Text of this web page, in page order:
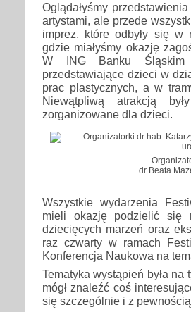
Oglądałyśmy
artystami, ale przede
imprez, które odbyły się w
gdzie miałyśmy okazję
W ING Banku Śląskim
przedstawiające dzieci w
prac plastycznych, a w
Niewątpliwą atrakcją
zorganizowane dla dzieci.
dr Beata
Wszystkie wydarzenia
mieli okazję podzielić się
dziecięcych marzeń oraz
raz czwarty w ramach
Konferencja Naukowa na
Tematyka wystąpień była
mógł znaleźć coś
się szczególnie i z